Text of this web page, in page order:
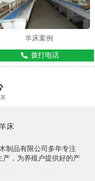
羊床案例
拨打电话
床
品有限公司多年专注
产，为养殖户提供好的产